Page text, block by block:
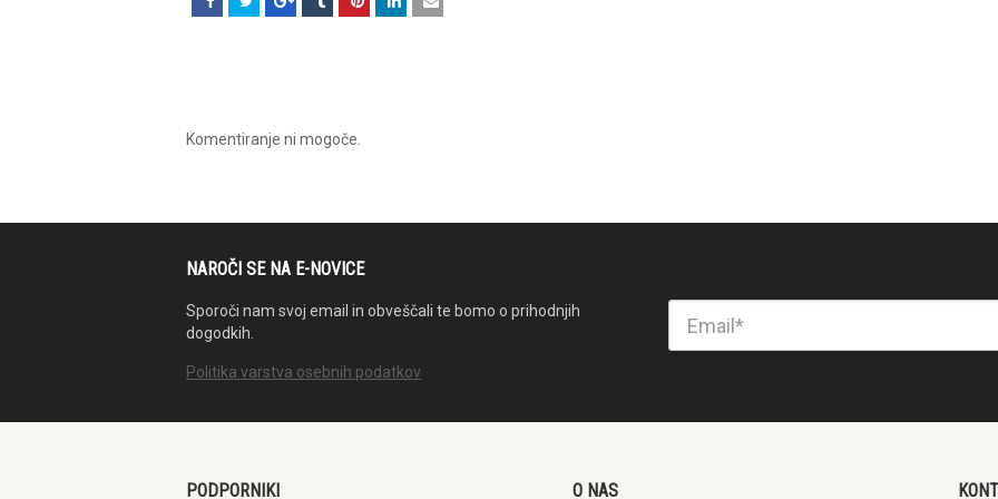
Komentiranje ni mogoče.
NAROČI SE NA E-NOVICE
Sporoči nam svoj email in obveščali te bomo o prihodnjih
dogodkih.
Politika varstva osebnih podatkov
PODPORNIKI O NAS